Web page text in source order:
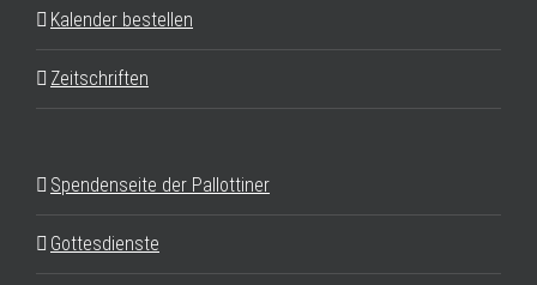
Kalender bestellen
Zeitschriften
Spendenseite der Pallottiner
Gottesdienste